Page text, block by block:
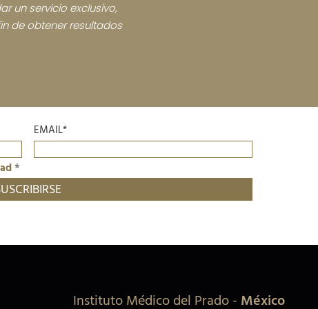
un servicio exclusivo,
de obtener resultados
EMAIL*
*
Instituto Médico del Prado- México